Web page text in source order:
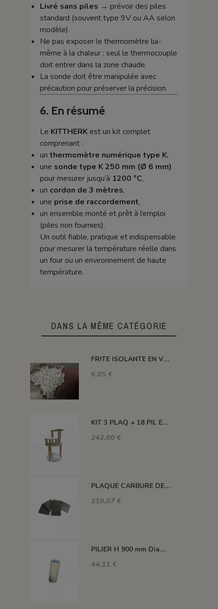
Livré sans piles → prévoir des piles
standard (souvent type 9V ou AA selon
modèle).
Ne pas exposer le thermomètre lui-
même à la chaleur : seul le thermocouple
doit entrer dans la zone chaude.
La sonde doit être manipulée avec
précaution pour préserver la précision.
6. En résumé
Le KITTHERKest un kit complet
comprenant :
un thermomètre numérique type K,
une sonde type K 250 mm (Ø 6 mm)
pour mesurer jusqu’à 1200 °C,
un cordon de 3 mètres,
une prise de raccordement,
un ensemble monté et prêt à l’emploi
(piles non fournies).
Un outil fiable, pratique et indispensable
pour mesurer la température réelle dans
un four ou un environnement de haute
température.
DANS LA MÊME CATÉGORIE
FRITE ISOLANTE EN VRAC
6,05 €
KIT 3 PLAQ + 18 PIL ENCAS +3 PIL H100 MM +3 PIL H300 MM - KEOS 160L
242,00 €
PLAQUE CARBURE DE SILICIUM 1400°C MAXI 420*420*22 MM
219,07 €
PILIER H 900 mm Diam.80 mm 1350°C
44,11 €